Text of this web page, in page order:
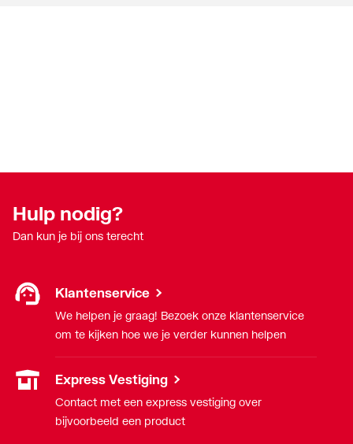
Hulp nodig?
Dan kun je bij ons terecht
Klantenservice
We helpen je graag! Bezoek onze klantenservice
om te kijken hoe we je verder kunnen helpen
Express Vestiging
Contact met een express vestiging over
bijvoorbeeld een product